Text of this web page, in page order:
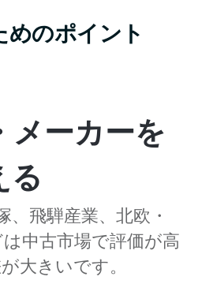
めのポイント
メーカーを
る
、飛騨産業、北欧・
中古市場で評価が高
大きいです。